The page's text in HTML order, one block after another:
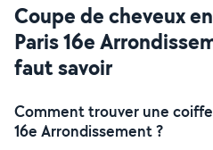
Coupe de cheveux
Paris 16e
faut savoir
Comment trouver une
16e Arrondissement ?